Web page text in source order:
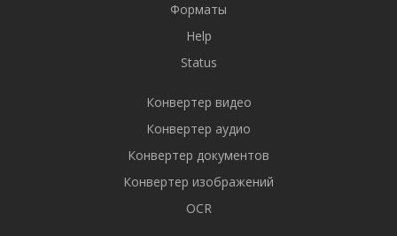
Форматы
Help
Status
Конвертер видео
Конвертер аудио
Конвертер документов
Конвертер изображений
OCR